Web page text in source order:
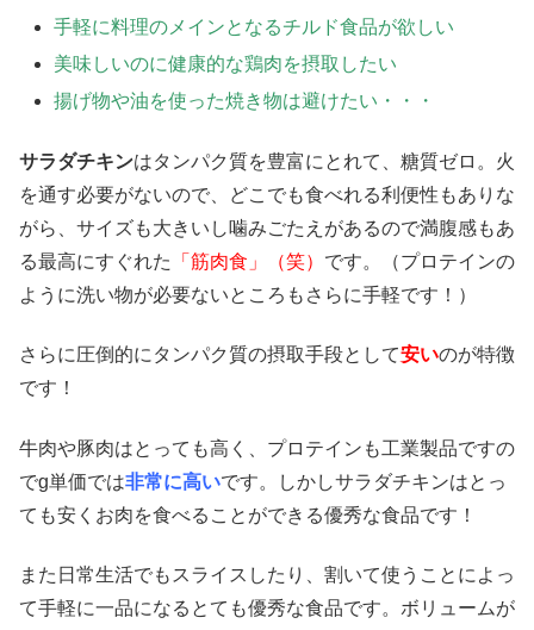
手軽に料理のメインとなるチルド食品が欲しい
美味しいのに健康的な鶏肉を摂取したい
揚げ物や油を使った焼き物は避けたい・・・
サラダチキンはタンパク質を豊富にとれて、糖質ゼロ。火
を通す必要がないので、どこでも食べれる利便性もありな
がら、サイズも大きいし噛みごたえがあるので満腹感もあ
る最高にすぐれた
「筋肉食」（笑） です。（プロテインの
ように洗い物が必要ないところもさらに手軽です！）
さらに圧倒的にタンパク質の摂取手段として安いのが特徴
です！
牛肉や豚肉はとっても高く、プロテインも工業製品ですの
でg単価では非常に高いです。しかしサラダチキンはとっ
ても安くお肉を食べることができる優秀な食品です！
また日常生活でもスライスしたり、割いて使うことによっ
て手軽に一品になるとても優秀な食品です。ボリュームが